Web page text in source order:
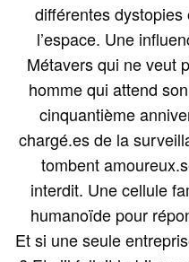
différentes
l’espace. Une
Métavers qui ne veut
homme qui attend
cinquantième
chargé.es de la
tombent
interdit. Une cellule
humanoïde pour
Et si une seule